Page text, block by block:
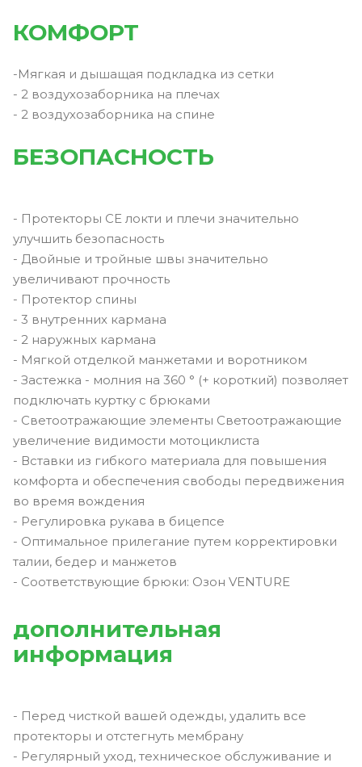
КОМФОРТ
-Мягкая и дышащая подкладка из сетки
- 2 воздухозаборника на плечах
- 2 воздухозаборника на спине
БЕЗОПАСНОСТЬ
- Протекторы CE локти и плечи значительно
улучшить безопасность
- Двойные и тройные швы значительно
увеличивают прочность
- Протектор спины
- 3 внутренних кармана
- 2 наружных кармана
- Мягкой отделкой манжетами и воротником
- Застежка - молния на 360 ° (+ короткий) позволяет
подключать куртку с брюками
- Светоотражающие элементы Светоотражающие
увеличение видимости мотоциклиста
- Вставки из гибкого материала для повышения
комфорта и обеспечения свободы передвижения
во время вождения
- Регулировка рукава в бицепсе
- Оптимальное прилегание путем корректировки
талии, бедер и манжетов
- Соответствующие брюки: Озон VENTURE
дополнительная
информация
- Перед чисткой вашей одежды, удалить все
протекторы и отстегнуть мембрану
- Регулярный уход, техническое обслуживание и